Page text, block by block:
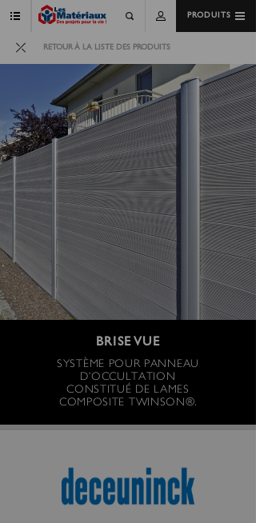
PRODUITS
RETOUR À LA LISTE DES PRODUITS
BRISE VUE
SYSTÈME POUR PANNEAU
D’OCCULTATION
CONSTITUÉ DE LAMES
COMPOSITE TWINSON®.